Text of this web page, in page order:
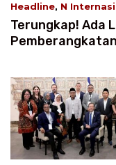
Headline, N
Terungkap! Ada